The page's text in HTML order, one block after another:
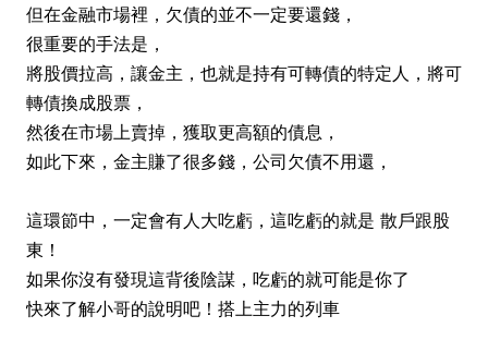
但在金融市場裡，欠債的並不一定要還錢，
很重要的手法是，
將股價拉高，讓金主，也就是持有可轉債的特定人，將可
轉債換成股票，
然後在市場上賣掉，獲取更高額的債息，
如此下來，金主賺了很多錢，公司欠債不用還，
這環節中，一定會有人大吃虧，這吃虧的就是 散戶跟股
東！
如果你沒有發現這背後陰謀，吃虧的就可能是你了
快來了解小哥的說明吧！搭上主力的列車